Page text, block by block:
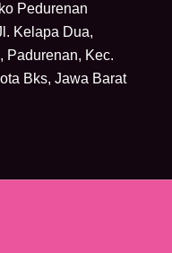
Pedurenan
Kelapa Dua,
Padurenan, Kec.
Bks, Jawa Barat